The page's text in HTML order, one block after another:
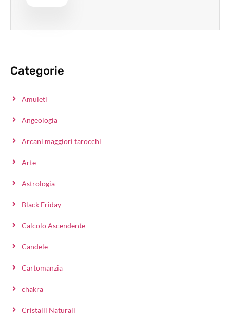
Categorie
Amuleti
Angeologia
Arcani maggiori tarocchi
Arte
Astrologia
Black Friday
Calcolo Ascendente
Candele
Cartomanzia
chakra
Cristalli Naturali